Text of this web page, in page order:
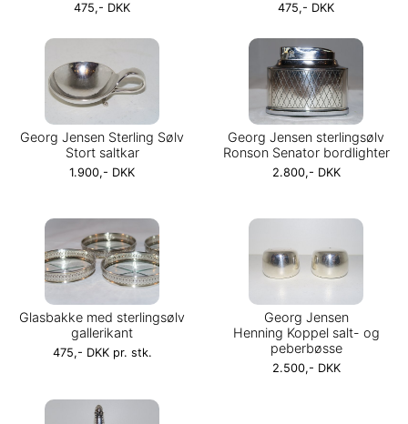
475,- DKK 475,- DKK
Georg Jensen Sterling Sølv
Stort saltkar
1.900,- DKK
Georg Jensen sterlingsølv
Ronson Senator bordlighter
2.800,- DKK
Glasbakke med sterlingsølv
gallerikant
475,- DKK pr. stk.
Georg Jensen
Henning Koppel salt- og
peberbøsse
2.500,- DKK